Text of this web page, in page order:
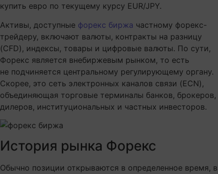
купить евро по текущему курсу EUR/JPY.
Активы, доступные форекс биржа частному форекс-
трейдеру, включают валюты, контракты на разницу
(CFD), индексы, товары и цифровые валюты. По сути,
Форекс является внебиржевым рынком, то есть
не подчиняется центральному регулирующему органу.
Скорее, это сеть электронных каналов связи (ECN),
объединяющая торговые терминалы банков, брокеров,
дилеров, институциональных и частных инвесторов.
История рынка Форекс
Обычно позиции открываются в определенное время, в